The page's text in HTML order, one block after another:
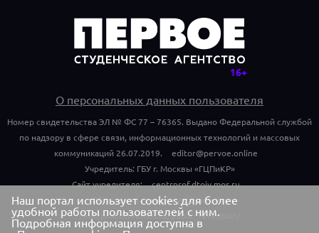
О персональных данных пользователя
Номер свидетельства ЭЛ № ФС 77 – 76365. Выдано Федеральной службой
по надзору в сфере связи, информационных технологий и массовых
коммуникаций 26.07.2019.
editor@pervoe.online
Учредитель: ГБУ г. Москвы «ГЦПиКР»
Сайт учредителя:
centrprof.dtoiv.mos.ru
Обращения граждан учредителю:
centrprof.dtoiv.mos.ru/public_reception/
Наш портал использует cookies для более
удобной работы пользователей с ним.
Подробная информация доступна в